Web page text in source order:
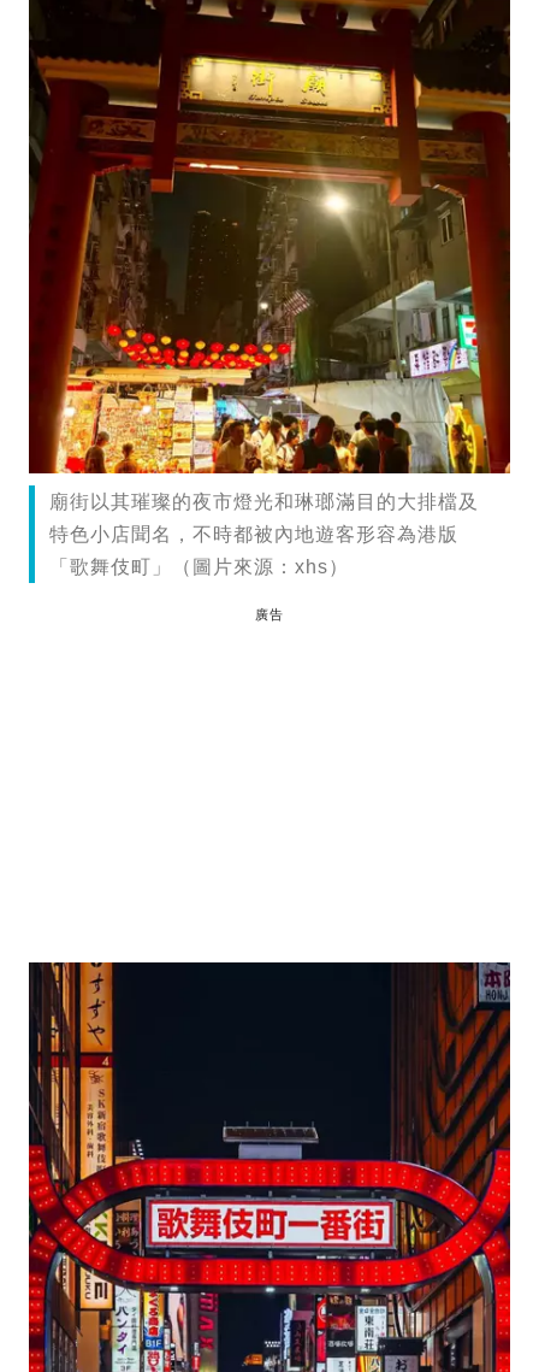
廟街以其璀璨的夜市燈光和琳瑯滿目的大排檔及
特色小店聞名，不時都被內地遊客形容為港版
「歌舞伎町」（圖片來源：xhs）
廣告